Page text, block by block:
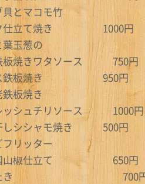
とマコモ竹
仕立て焼き 1000円
葉玉葱の
ワタソース
ス鉄板焼き 950円
板焼き
チリソース 1000円
しシシャモ焼き 500円
フリッター
仕立て 650円
苺飴たき 700